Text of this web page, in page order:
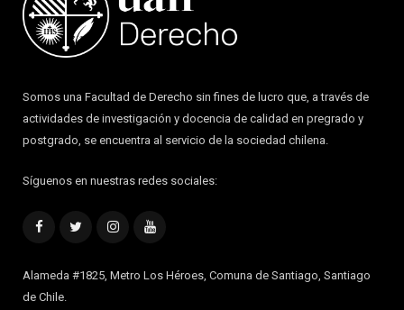
Somos una Facultad de Derecho sin fines de lucro que, a través de
actividades de investigación y docencia de calidad en pregrado y
postgrado, se encuentra al servicio de la sociedad chilena.
Síguenos en nuestras redes sociales:
FacebookTwitterInstagramYouTube
Alameda #1825, Metro Los Héroes, Comuna de Santiago, Santiago
de Chile.